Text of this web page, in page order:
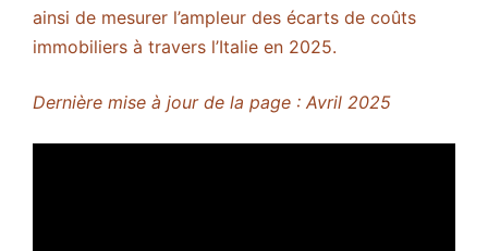
ainsi de mesurer l’ampleur des écarts de coûts
immobiliers à travers l’Italie en 2025.
Dernière mise à jour de la page : Avril 2025